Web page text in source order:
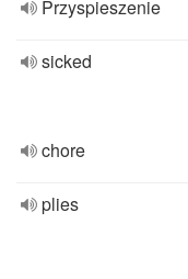
Przyspieszenie
sicked
chore
plies